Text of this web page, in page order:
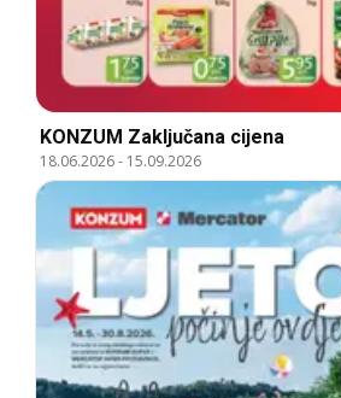
KONZUM Zaključana cijena
18.06.2026- 15.09.2026